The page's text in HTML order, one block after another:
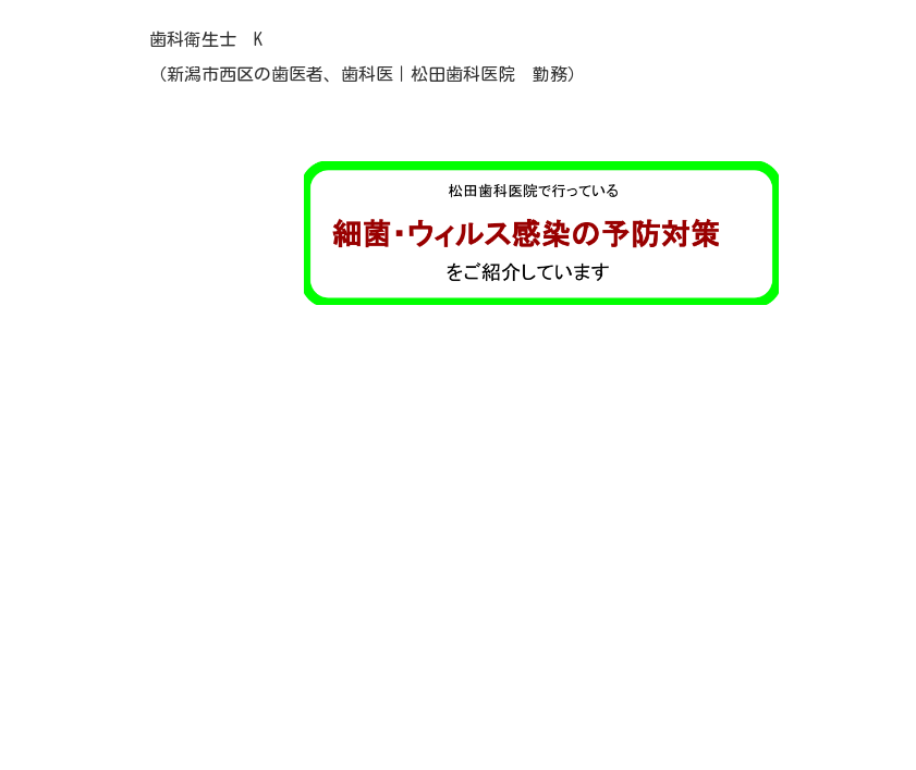
歯科衛生士 K
（新潟市西区の歯医者、歯科医｜松田歯科医院 勤務）